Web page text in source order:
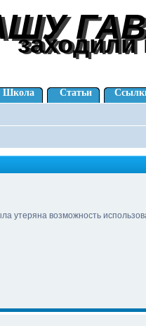
заходили
заходили
Школа Статьи
утеряна возможность